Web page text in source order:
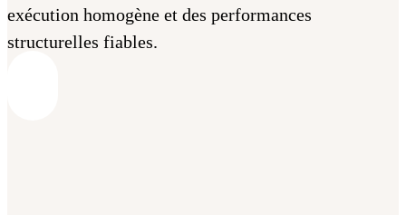
exécution homogène et des performances
structurelles fiables.